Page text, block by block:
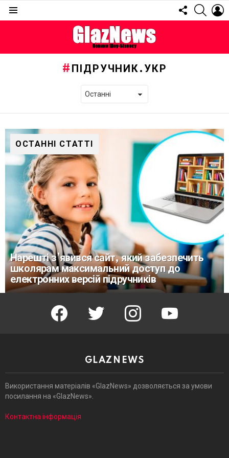
FOLLOW
US
ПІДРУЧНИК.УКР
ОСТАННІ СТАТТІ
Нарешті з’явився сайт, який забезпечить
школярам максимальний доступ до
електронних версій підручників
facebook twitter instagram youtube
GLAZNEWS
Використання матеріалів «GlazNews» дозволяється за умови
посилання на «GlazNews».
Контактна інформація